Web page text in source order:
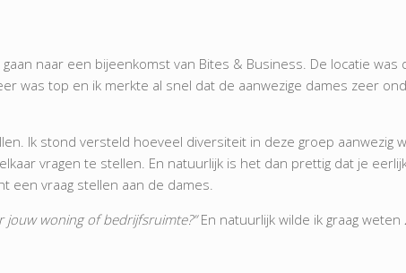
naar een bijeenkomst van Bites & Business. De locatie was
was top en ik merkte al snel dat de aanwezige dames zeer
Ik stond versteld hoeveel diversiteit in deze groep aanwezig
vragen te stellen. En natuurlijk is het dan prettig dat je
een vraag stellen aan de dames.
woning of bedrijfsruimte?”En natuurlijk wilde ik graag weten